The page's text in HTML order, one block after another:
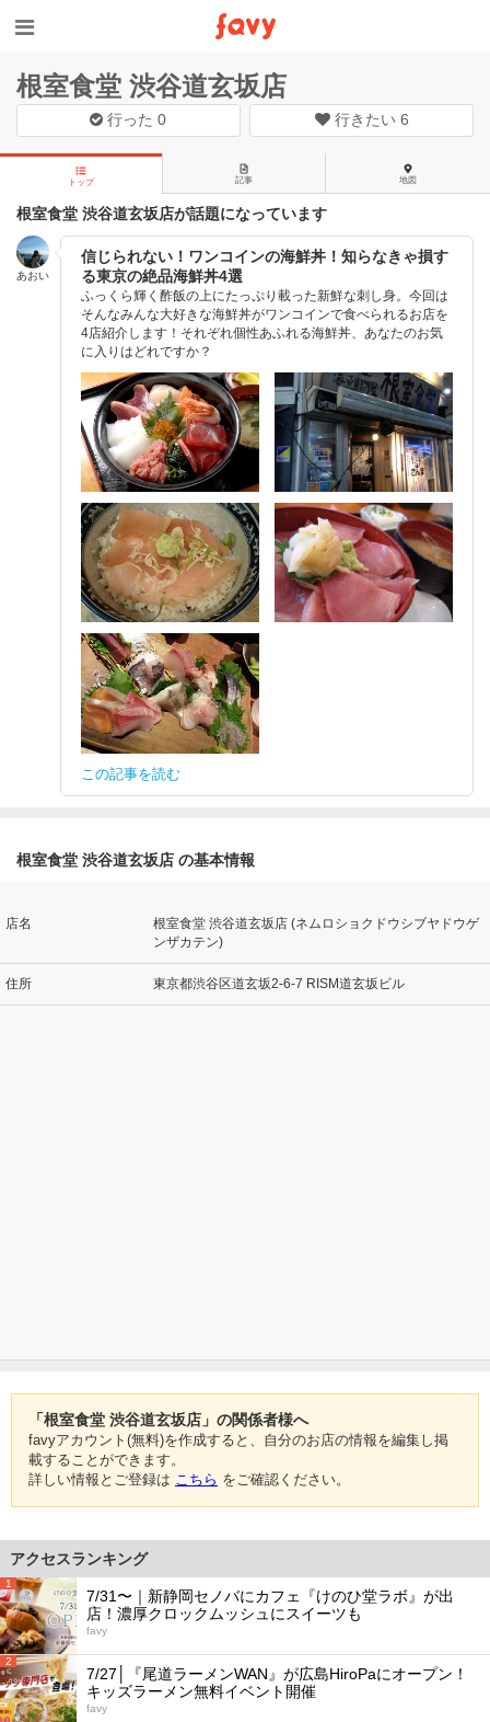
根室食堂 渋谷道玄坂店
行った0 行きたい 6
トップ 記事 地図
根室食堂 渋谷道玄坂店が話題になっています
あおい
信じられない！ワンコインの海鮮丼！知らなきゃ損す
る東京の絶品海鮮丼4選
ふっくら輝く酢飯の上にたっぷり載った新鮮な刺し身。今回は
そんなみんな大好きな海鮮丼がワンコインで食べられるお店を
4店紹介します！それぞれ個性あふれる海鮮丼、あなたのお気
に入りはどれですか？
この記事を読む
根室食堂 渋谷道玄坂店 の基本情報
店名
根室食堂 渋谷道玄坂店 (ネムロショクドウシブヤドウゲ
ンザカテン)
住所 東京都渋谷区道玄坂2-6-7 RISM道玄坂ビル
「根室食堂 渋谷道玄坂店」の関係者様へ
favyアカウント(無料)を作成すると、自分のお店の情報を編集し掲
載することができます。
詳しい情報とご登録は こちら をご確認ください。
アクセスランキング
1
7/31〜｜新静岡セノバにカフェ『けのひ堂ラボ』が出
店！濃厚クロックムッシュにスイーツも
favy
2
7/27│『尾道ラーメンWAN』が広島HiroPaにオープン！
キッズラーメン無料イベント開催
favy